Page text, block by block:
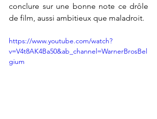
conclure sur une bonne note ce drôle
de film, aussi ambitieux que maladroit.
https://www.youtube.com/watch?
v=V4t8AK4Ba50&ab_channel=WarnerBrosBel
gium